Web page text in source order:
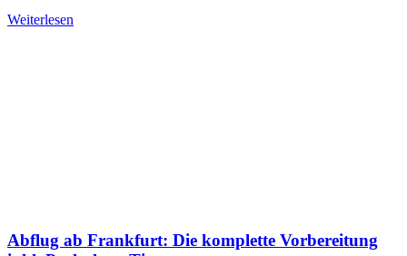
Weiterlesen
Abflug ab Frankfurt: Die komplette Vorbereitung